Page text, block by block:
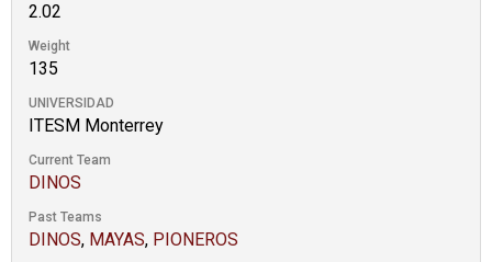
2.02
Weight
135
UNIVERSIDAD
ITESM Monterrey
Current Team
DINOS
Past Teams
DINOS, MAYAS, PIONEROS